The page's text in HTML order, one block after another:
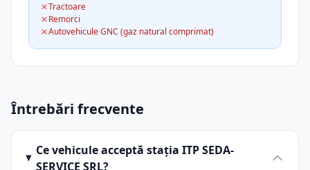
Tractoare
Remorci
Autovehicule GNC (gaz natural comprimat)
Întrebări frecvente
Ce vehicule acceptă stația ITP SEDA-
SERVICE SRL?